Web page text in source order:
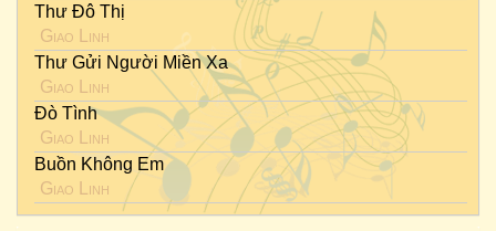
Thư Đô Thị
Giao Linh
Thư Gửi Người Miền Xa
Giao Linh
Đò Tình
Giao Linh
Buồn Không Em
Giao Linh